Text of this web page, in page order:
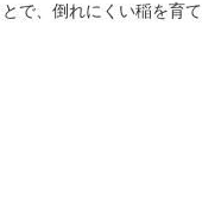
で、倒れにくい稲を育て